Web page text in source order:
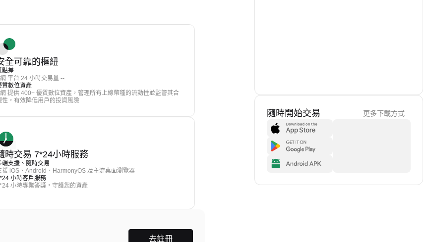
全可靠的樞紐
點差
平台 24 小時交易量 --
質數位資產
提供 400+ 優質數位資產，管理所有上線幣種的流動性並監管其合
性，有效降低用戶的投資風險
時交易 7*24小時服務
端支援、隨時交易
援 iOS、Android、HarmonyOS 及主流桌面瀏覽器
小時客戶服務
小時專業答疑，守護您的資產
去註冊
隨時開始交易 更多下載方式